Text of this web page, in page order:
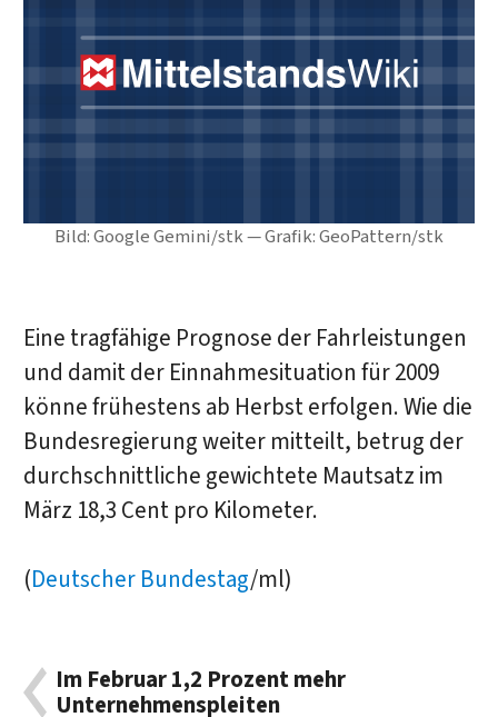
Bild: Google Gemini/stk — Grafik: GeoPattern/stk
Eine tragfähige Prognose der Fahrleistungen
und damit der Einnahmesituation für 2009
könne frühestens ab Herbst erfolgen. Wie die
Bundesregierung weiter mitteilt, betrug der
durchschnittliche gewichtete Mautsatz im
März 18,3 Cent pro Kilometer.
(Deutscher Bundestag/ml)
Im Februar 1,2 Prozent mehr
Unternehmenspleiten